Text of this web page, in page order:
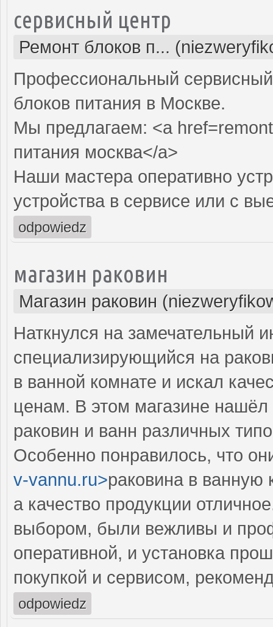
сервисный центр
Ремонт блоков п...
Профессиональный
блоков питания в Москве.
Мы предлагаем: <a
питания москва</a>
Наши мастера оперативно
устройства в сервисе или с
odpowiedz
магазин раковин
Магазин раковин
Наткнулся на замечательный
специализирующийся на
в ванной комнате и искал
ценам. В этом магазине
раковин и ванн различных
Особенно понравилось, что
v-vannu.ru>раковина в ванную
а качество продукции
выбором, были вежливы и
оперативной, и установка
покупкой и сервисом,
odpowiedz